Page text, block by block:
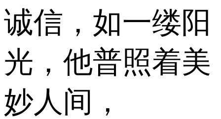
诚信，如一缕阳
光，他普照着美
妙人间，